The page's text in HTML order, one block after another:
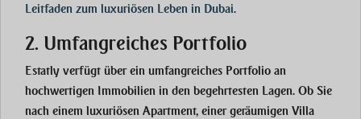
Leitfaden zum luxuriösen Leben in Dubai.
2. Umfangreiches Portfolio
Estatly verfügt über ein umfangreiches Portfolio an
hochwertigen Immobilien in den begehrtesten Lagen. Ob Sie
nach einem luxuriösen Apartment, einer geräumigen Villa